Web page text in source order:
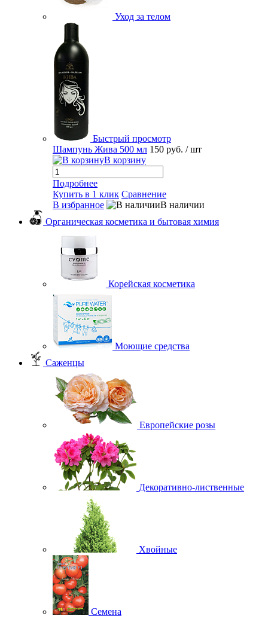
Уход за телом
Быстрый просмотр
Шампунь Жива 500 мл 150 руб. / шт
В корзину
Подробнее
Купить в 1 клик Сравнение
В избранное
В наличии
Органическая косметика и бытовая химия
Корейская косметика
Моющие средства
Саженцы
Европейские розы
Декоративно-лиственные
Хвойные
Семена